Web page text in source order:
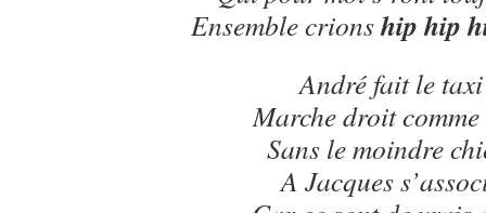
Ensemble crionship hip
André fait le taxi
Marche droit
Sans le moindre
A Jacques